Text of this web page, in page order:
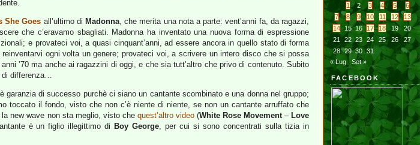
She Goes all’ultimo di Madonna, che merita una nota a parte: vent’anni fa, da ragazzi,
che c’eravamo sbagliati. Madonna ha inventato una nuova forma di espressione
e provateci voi, a quasi cinquant’anni, ad essere ancora in quello stato di forma
ogni volta un genere; provateci voi, a scrivere un intero disco che si possa
’70 ma anche ai ragazzini di oggi, e che sia tutt’altro che privo di contenuto. Subito
di differenza…
di successo purchè ci siano un cantante scombinato e una donna nel gruppo;
toccato il fondo, visto che non c’è niente di niente, se non un cantante arruffato che
new wave non sta meglio, visto che quest’altro video(White Rose Movement– Love
è un figlio illegittimo di Boy George, per cui si sono concentrati sulla tizia in
1
2 3 4 5
6
7
8 9 10 11 12
13
14
15 16 17 18 19
20
21
22 23 24 25 26
27
28 29 30 31
« Lug
Set »
FACEBOOK